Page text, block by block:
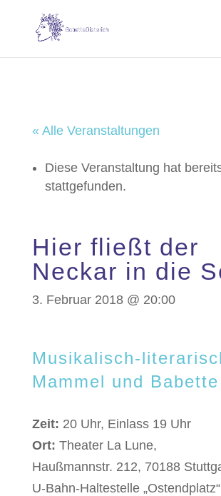
« Alle Veranstaltungen
Diese Veranstaltung hat
stattgefunden.
Hier fließt der
Neckar in die
3. Februar 2018 @ 20:00
Musikalisch-
Mammel und Babette
Zeit: 20 Uhr, Einlass 19 Uhr
Ort: Theater La Lune,
Haußmannstr. 212, 70188
U-Bahn-Haltestelle